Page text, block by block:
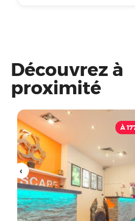
Découvrez à
proximité
À